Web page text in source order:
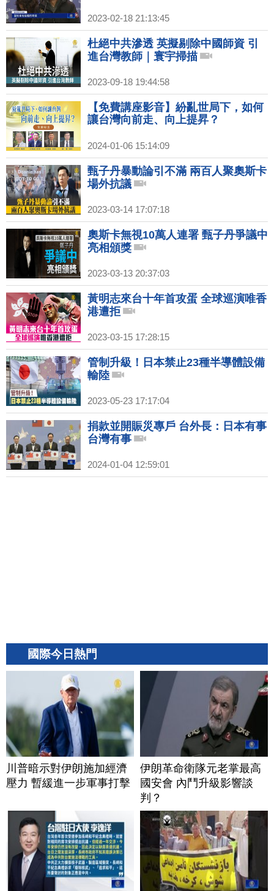
2023-02-18 21:13:45
杜絕中共滲透 英擬剔除中國師資 引
進台灣教師｜寰宇掃描
2023-09-18 19:44:58
【免費講座影音】紛亂世局下，如何
讓台灣向前走、向上提昇？
2024-01-06 15:14:09
甄子丹暴動論引不滿 兩百人聚奧斯卡
場外抗議
2023-03-14 17:07:18
奧斯卡無視10萬人連署 甄子丹爭議中
亮相頒獎
2023-03-13 20:37:03
黃明志來台十年首攻蛋 全球巡演唯香
港遭拒
2023-03-15 17:28:15
管制升級！日本禁止23種半導體設備
輸陸
2023-05-23 17:17:04
捐款並開賑災專戶 台外長：日本有事
台灣有事
2024-01-04 12:59:01
國際今日熱門
川普暗示對伊朗施加經濟
壓力 暫緩進一步軍事打擊
伊朗革命衛隊元老掌最高
國安會 內鬥升級影響談
判？